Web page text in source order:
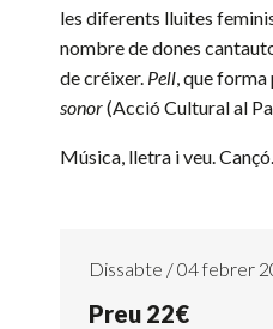
les diferents lluites
nombre de dones
de créixer. Pell, que
sonor(Acció Cultural al
Música, lletra i veu.
Dissabte / 04 febrer
Preu 22€